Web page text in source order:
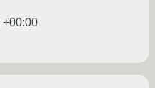
+00:00